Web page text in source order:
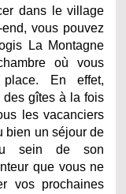
dans le village
vous pouvez
La Montagne
où vous
En effet,
des gîtes à la fois
les vacanciers
bien un séjour de
sein de son
que vous ne
vos prochaines